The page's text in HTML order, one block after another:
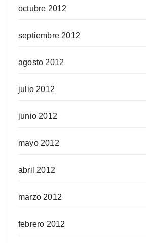
octubre 2012
septiembre 2012
agosto 2012
julio 2012
junio 2012
mayo 2012
abril 2012
marzo 2012
febrero 2012